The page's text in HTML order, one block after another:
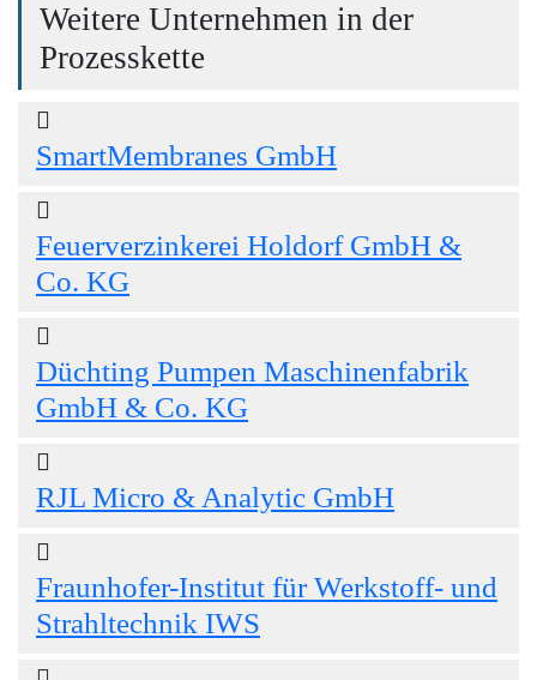
Weitere Unternehmen in der
Prozesskette
SmartMembranes GmbH
Feuerverzinkerei Holdorf GmbH &
Co. KG
Düchting Pumpen Maschinenfabrik
GmbH & Co. KG
RJL Micro & Analytic GmbH
Fraunhofer-Institut für Werkstoff- und
Strahltechnik IWS